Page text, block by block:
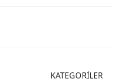
KATEGORİLER